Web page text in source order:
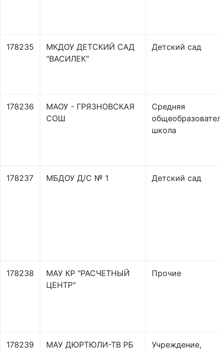
178235
МКДОУ ДЕТСКИЙ САД
"ВАСИЛЕК"
Детский сад
178236
МАОУ - ГРЯЗНОВСКАЯ
СОШ
Средняя
школа
178237 МБДОУ Д/С № 1 Детский сад
178238
МАУ КР "РАСЧЕТНЫЙ
ЦЕНТР"
Прочие
178239 МАУ ДЮРТЮЛИ-ТВ РБ
Учреждение,